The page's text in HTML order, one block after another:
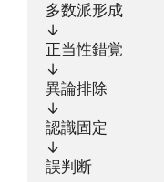
多数派形成
↓
正当性錯覚
↓
異論排除
↓
認識固定
↓
誤判断